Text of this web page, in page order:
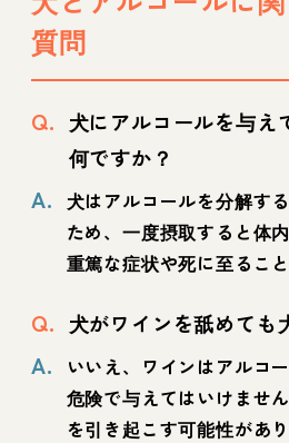
質問
Q. 犬にアルコールを与え
何ですか？
A.
犬はアルコールを分解す
ため、一度摂取すると体
重篤な症状や死に至るこ
Q. 犬がワインを舐めても
A.
いいえ、ワインはアルコ
危険で与えてはいけませ
を引き起こす可能性があ